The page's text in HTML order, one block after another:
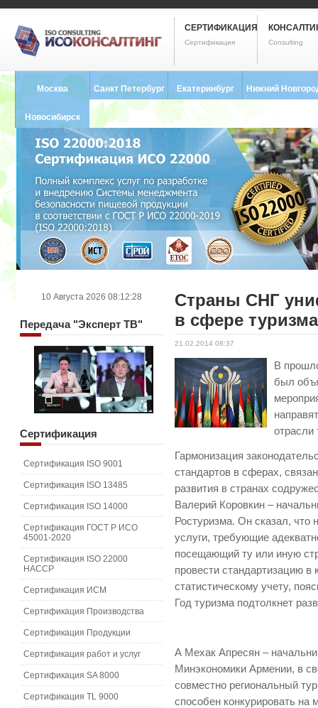
СЕРТИФИКАЦИЯ
Сертификация Consulting
Москва Санкт Петербург
8 (812) 748-2493
Екатеринбург
8 (343) 237-2593
Нижний
Новосибирск
8 (383) 227-8449
Страны СНГ
в сфере туризма
21.02.2014 08:37
В
был
отрасли
Гармонизация
стандартов в сферах,
развития в странах
Валерий Коровкин –
Ростуризма. Он сказал, что
услуги, требующие
посещающий ту или иную
провести стандартизацию в
статистическому учету,
Год туризма подтолкнет
А Мехак Апресян –
Минэкономики Армении, в
совместно региональный
способен конкурировать на
10 Августа 2026 08:12:28
Передача"Эксперт ТВ"
Сертификация
Сертификация ISO 9001
Сертификация ISO 13485
Сертификация ISO 14000
Сертификация ГОСТ Р ИСО
45001-2020
Сертификация ISO 22000
HACCP
Сертификация ИСМ
Сертификация Производства
Сертификация Продукции
Сертификация работ и услуг
Сертификация SA 8000
Сертификация TL 9000